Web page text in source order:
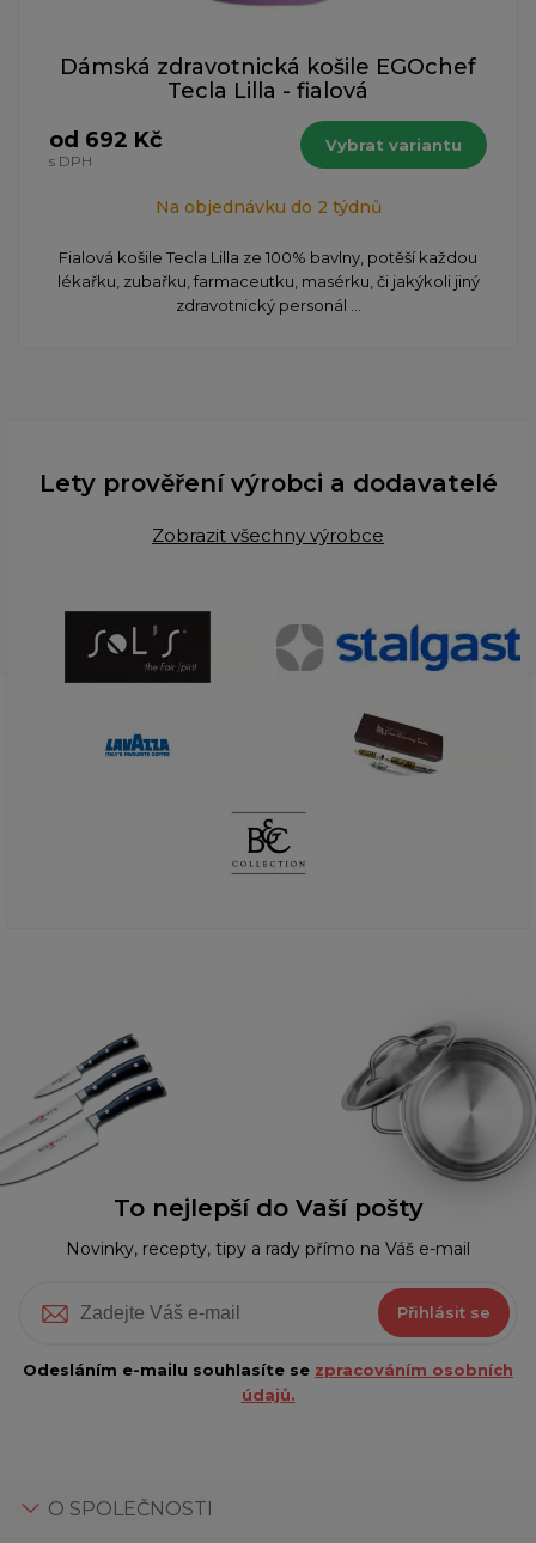
Dámská zdravotnická košile EGOchef
Tecla Lilla - fialová
od 692 Kč
s DPH
Vybrat variantu
Na objednávku do 2 týdnů
​Fialová košile Tecla Lilla ze 100% bavlny, potěší každou
lékařku, zubařku, farmaceutku, masérku, či jakýkoli jiný
zdravotnický personál ...
Lety prověření výrobci a dodavatelé
Zobrazit všechny výrobce
To nejlepší do Vaší pošty
Novinky, recepty, tipy a rady přímo na Váš e-mail
Přihlásit se
Odesláním e-mailu souhlasíte se zpracováním osobních
údajů.
O SPOLEČNOSTI